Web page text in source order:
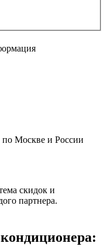
по Москве и России
скидок и
партнера.